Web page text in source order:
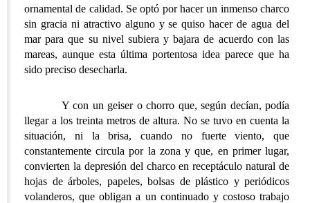
ornamental de calidad. Se optó por hacer un inmenso charco
sin gracia ni atractivo alguno y se quiso hacer de agua del
mar para que su nivel subiera y bajara de acuerdo con las
mareas, aunque esta última portentosa idea parece que ha
sido preciso desecharla.
Y con un geiser o chorro que, según decían, podía
llegar a los treinta metros de altura. No se tuvo en cuenta la
situación, ni la brisa, cuando no fuerte viento, que
constantemente circula por la zona y que, en primer lugar,
convierten la depresión del charco en receptáculo natural de
hojas de árboles, papeles, bolsas de plástico y periódicos
volanderos, que obligan a un continuado y costoso trabajo